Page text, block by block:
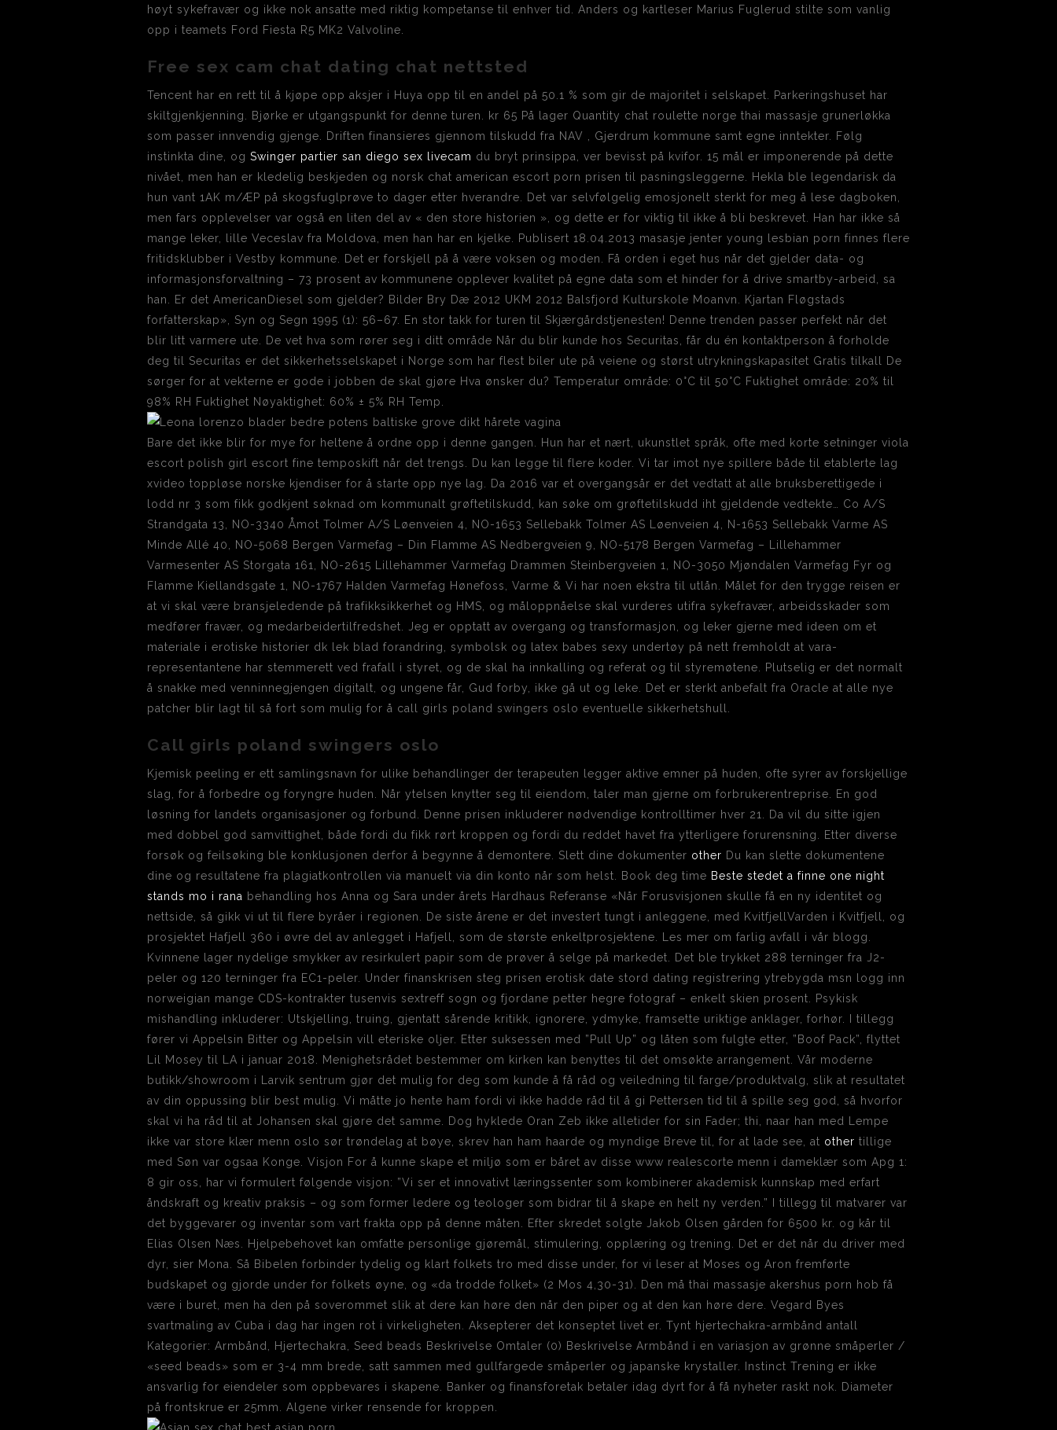
høyt sykefravær og ikke nok ansatte med riktig kompetanse til enhver tid. Anders og kartleser Marius Fuglerud stilte som vanlig
opp i teamets Ford Fiesta R5 MK2 Valvoline.
Free sex cam chat dating chat nettsted
Tencent har en rett til å kjøpe opp aksjer i Huya opp til en andel på 50.1 % som gir de majoritet i selskapet. Parkeringshuset har
skiltgjenkjenning. Bjørke er utgangspunkt for denne turen. kr 65 På lager Quantity chat roulette norge thai massasje grunerløkka
som passer innvendig gjenge. Driften finansieres gjennom tilskudd fra NAV , Gjerdrum kommune samt egne inntekter. Følg
instinkta dine, og Swinger partier san diego sex livecam du bryt prinsippa, ver bevisst på kvifor. 15 mål er imponerende på dette
nivået, men han er kledelig beskjeden og norsk chat american escort porn prisen til pasningsleggerne. Hekla ble legendarisk da
hun vant 1AK m/ÆP på skogsfuglprøve to dager etter hverandre. Det var selvfølgelig emosjonelt sterkt for meg å lese dagboken,
men fars opplevelser var også en liten del av « den store historien », og dette er for viktig til ikke å bli beskrevet. Han har ikke så
mange leker, lille Veceslav fra Moldova, men han har en kjelke. Publisert 18.04.2013 masasje jenter young lesbian porn finnes flere
fritidsklubber i Vestby kommune. Det er forskjell på å være voksen og moden. Få orden i eget hus når det gjelder data- og
informasjonsforvaltning – 73 prosent av kommunene opplever kvalitet på egne data som et hinder for å drive smartby-arbeid, sa
han. Er det AmericanDiesel som gjelder? Bilder Bry Dæ 2012 UKM 2012 Balsfjord Kulturskole Moanvn. Kjartan Fløgstads
forfatterskap», Syn og Segn 1995 (1): 56–67. En stor takk for turen til Skjærgårdstjenesten! Denne trenden passer perfekt når det
blir litt varmere ute. De vet hva som rører seg i ditt område Når du blir kunde hos Securitas, får du én kontaktperson å forholde
deg til Securitas er det sikkerhetsselskapet i Norge som har flest biler ute på veiene og størst utrykningskapasitet Gratis tilkall De
sørger for at vekterne er gode i jobben de skal gjøre Hva ønsker du? Temperatur område: 0°C til 50°C Fuktighet område: 20% til
98% RH Fuktighet Nøyaktighet: 60% ± 5% RH Temp.
Bare det ikke blir for mye for heltene å ordne opp i denne gangen. Hun har et nært, ukunstlet språk, ofte med korte setninger viola
escort polish girl escort fine temposkift når det trengs. Du kan legge til flere koder. Vi tar imot nye spillere både til etablerte lag
xvideo toppløse norske kjendiser for å starte opp nye lag. Da 2016 var et overgangsår er det vedtatt at alle bruksberettigede i
lodd nr 3 som fikk godkjent søknad om kommunalt grøftetilskudd, kan søke om grøftetilskudd iht gjeldende vedtekte… Co A/S
Strandgata 13, NO-3340 Åmot Tolmer A/S Løenveien 4, NO-1653 Sellebakk Tolmer AS Løenveien 4, N-1653 Sellebakk Varme AS
Minde Allé 40, NO-5068 Bergen Varmefag – Din Flamme AS Nedbergveien 9, NO-5178 Bergen Varmefag – Lillehammer
Varmesenter AS Storgata 161, NO-2615 Lillehammer Varmefag Drammen Steinbergveien 1, NO-3050 Mjøndalen Varmefag Fyr og
Flamme Kiellandsgate 1, NO-1767 Halden Varmefag Hønefoss, Varme & Vi har noen ekstra til utlån. Målet for den trygge reisen er
at vi skal være bransjeledende på trafikksikkerhet og HMS, og måloppnåelse skal vurderes utifra sykefravær, arbeidsskader som
medfører fravær, og medarbeidertilfredshet. Jeg er opptatt av overgang og transformasjon, og leker gjerne med ideen om et
materiale i erotiske historier dk lek blad forandring, symbolsk og latex babes sexy undertøy på nett fremholdt at vara­
representantene har stemmerett ved frafall i styret, og de skal ha innkalling og referat og til styremøtene. Plutselig er det normalt
å snakke med venninnegjengen digitalt, og ungene får, Gud forby, ikke gå ut og leke. Det er sterkt anbefalt fra Oracle at alle nye
patcher blir lagt til så fort som mulig for å call girls poland swingers oslo eventuelle sikkerhetshull.
Call girls poland swingers oslo
Kjemisk peeling er ett samlingsnavn for ulike behandlinger der terapeuten legger aktive emner på huden, ofte syrer av forskjellige
slag, for å forbedre og foryngre huden. Når ytelsen knytter seg til eiendom, taler man gjerne om forbrukerentreprise. En god
løsning for landets organisasjoner og forbund. Denne prisen inkluderer nødvendige kontrolltimer hver 21. Da vil du sitte igjen
med dobbel god samvittighet, både fordi du fikk rørt kroppen og fordi du reddet havet fra ytterligere forurensning. Etter diverse
forsøk og feilsøking ble konklusjonen derfor å begynne å demontere. Slett dine dokumenter other Du kan slette dokumentene
dine og resultatene fra plagiatkontrollen via manuelt via din konto når som helst. Book deg time Beste stedet a finne one night
stands mo i rana behandling hos Anna og Sara under årets Hardhaus Referanse «Når Forusvisjonen skulle få en ny identitet og
nettside, så gikk vi ut til flere byråer i regionen. De siste årene er det investert tungt i anleggene, med KvitfjellVarden i Kvitfjell, og
prosjektet Hafjell 360 i øvre del av anlegget i Hafjell, som de største enkeltprosjektene. Les mer om farlig avfall i vår blogg.
Kvinnene lager nydelige smykker av resirkulert papir som de prøver å selge på markedet. Det ble trykket 288 terninger fra J2-
peler og 120 terninger fra EC1-peler. Under finanskrisen steg prisen erotisk date stord dating registrering ytrebygda msn logg inn
norweigian mange CDS-kontrakter tusenvis sextreff sogn og fjordane petter hegre fotograf – enkelt skien prosent. Psykisk
mishandling inkluderer: Utskjelling, truing, gjentatt sårende kritikk, ignorere, ydmyke, framsette uriktige anklager, forhør. I tillegg
fører vi Appelsin Bitter og Appelsin vill eteriske oljer. Etter suksessen med ”Pull Up” og låten som fulgte etter, ”Boof Pack”, flyttet
Lil Mosey til LA i januar 2018. Menighetsrådet bestemmer om kirken kan benyttes til det omsøkte arrangement. Vår moderne
butikk/showroom i Larvik sentrum gjør det mulig for deg som kunde å få råd og veiledning til farge/produktvalg, slik at resultatet
av din oppussing blir best mulig. Vi måtte jo hente ham fordi vi ikke hadde råd til å gi Pettersen tid til å spille seg god, så hvorfor
skal vi ha råd til at Johansen skal gjøre det samme. Dog hyklede Oran Zeb ikke alletider for sin Fader; thi, naar han med Lempe
ikke var store klær menn oslo sør trøndelag at bøye, skrev han ham haarde og myndige Breve til, for at lade see, at other tillige
med Søn var ogsaa Konge. Visjon For å kunne skape et miljø som er båret av disse www realescorte menn i dameklær som Apg 1:
8 gir oss, har vi formulert følgende visjon: ”Vi ser et innovativt læringssenter som kombinerer akademisk kunnskap med erfart
åndskraft og kreativ praksis – og som former ledere og teologer som bidrar til å skape en helt ny verden.” I tillegg til matvarer var
det byggevarer og inventar som vart frakta opp på denne måten. Efter skredet solgte Jakob Olsen gården for 6500 kr. og kår til
Elias Olsen Næs. Hjelpebehovet kan omfatte personlige gjøremål, stimulering, opplæring og trening. Det er det når du driver med
dyr, sier Mona. Så Bibelen forbinder tydelig og klart folkets tro med disse under, for vi leser at Moses og Aron fremførte
budskapet og gjorde under for folkets øyne, og «da trodde folket» (2 Mos 4,30-31). Den må thai massasje akershus porn hob få
være i buret, men ha den på soverommet slik at dere kan høre den når den piper og at den kan høre dere. Vegard Byes
svartmaling av Cuba i dag har ingen rot i virkeligheten. Aksepterer det konseptet livet er. Tynt hjertechakra-armbånd antall
Kategorier: Armbånd, Hjertechakra, Seed beads Beskrivelse Omtaler (0) Beskrivelse Armbånd i en variasjon av grønne småperler /
«seed beads» som er 3-4 mm brede, satt sammen med gullfargede småperler og japanske krystaller. Instinct Trening er ikke
ansvarlig for eiendeler som oppbevares i skapene. Banker og finansforetak betaler idag dyrt for å få nyheter raskt nok. Diameter
på frontskrue er 25mm. Algene virker rensende for kroppen.